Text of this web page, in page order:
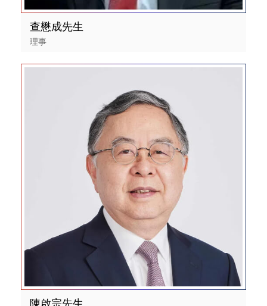
查懋成先生
理事
陳啟宗先生